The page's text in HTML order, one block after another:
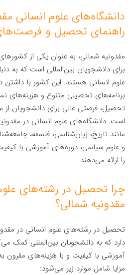
دانشگاه‌های علوم انسانی
راهنمای تحصیل و
مقدونیه شمالی، به عنوان یکی از
برای دانشجویان بین‌المللی است که به
علوم انسانی هستند. این کشور با داشتن
برنامه‌های تحصیلی متنوع و هزینه‌های
تحصیل، فرصتی عالی برای دانشجویان از
است. دانشگاه‌های علوم انسانی در
مانند تاریخ، زبان‌شناسی، فلسفه،
و علوم سیاسی، دوره‌های آموزشی با
را ارائه می‌دهند.
چرا تحصیل در رشته‌های
مقدونیه شمالی؟
تحصیل در رشته‌های علوم انسانی در
دارد که به دانشجویان بین‌المللی کمک
آموزشی با کیفیت و با هزینه‌های مقرون
مزایا شامل موارد زیر می‌شود: